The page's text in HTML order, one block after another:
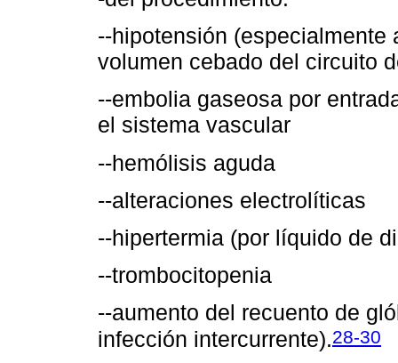
--hipotensión
volumen cebado del circuito
--embolia gaseosa por
el sistema vascular
--hemólisis aguda
--alteraciones electrolíticas
--hipertermia (por líquido de
--trombocitopenia
--aumento del recuento de
infección intercurrente).28-30